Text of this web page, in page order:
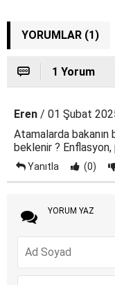
YORUMLAR (1)
1 Yorum
Eren / 01 Şubat
Atamalarda
beklenir ? Enflasyon,
Yanıtla (0)
YORUM YAZ